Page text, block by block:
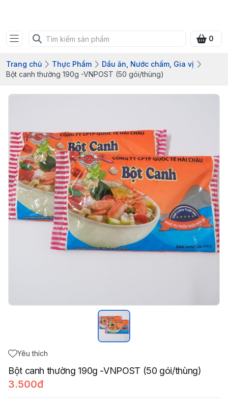
0
Trang chủ Thực Phẩm
Dầu ăn, Nước chấm, Gia vị
Bột canh thường 190g -VNPOST (50 gói/thùng)
Yêu thích
Bột canh thường 190g -VNPOST (50 gói/thùng)
3.500đ